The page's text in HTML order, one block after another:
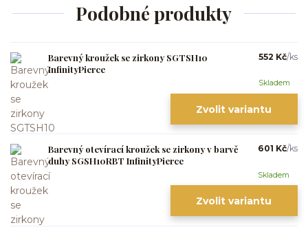
Podobné produkty
Barevný kroužek se zirkony SGTSH10
InfinityPierce
552 Kč/ks
Skladem
Zvolit variantu
Barevný otevírací kroužek se zirkony v barvě
duhy SGSH10RBT InfinityPierce
601 Kč/ks
Skladem
Zvolit variantu